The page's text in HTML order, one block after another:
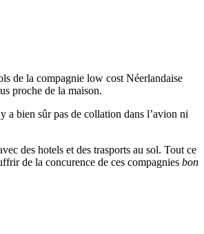
de la compagnie low cost Néerlandaise
proche de la maison.
a bien sûr pas de collation dans l’avion ni
des hotels et des trasports au sol. Tout ce
de la concurence de ces compagnies bon